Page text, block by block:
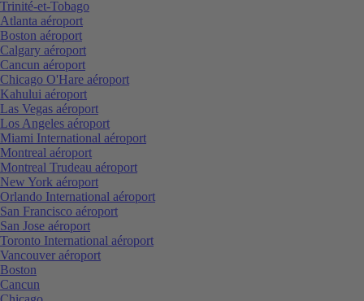
Trinité-et-Tobago
Atlanta aéroport
Boston aéroport
Calgary aéroport
Cancun aéroport
Chicago O'Hare aéroport
Kahului aéroport
Las Vegas aéroport
Los Angeles aéroport
Miami International aéroport
Montreal aéroport
Montreal Trudeau aéroport
New York aéroport
Orlando International aéroport
San Francisco aéroport
San Jose aéroport
Toronto International aéroport
Vancouver aéroport
Boston
Cancun